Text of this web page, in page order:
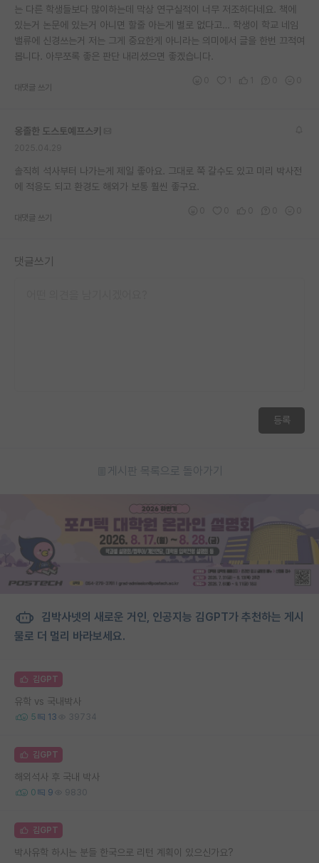
는 다른 학생들보다 많이하는데 막상 연구실적이 너무 저조하다네요. 책에
있는거 논문에 있는거 아니면 할줄 아는게 별로 없다고… 학생이 학교 네임
밸류에 신경쓰는거 저는 그게 중요한게 아니라는 의미에서 글을 한번 끄적여
봅니다. 아무쪼록 좋은 판단 내리셨으면 좋겠습니다.
대댓글 쓰기
옹졸한 도스토예프스키
솔직히 석사부터 나가는게 제일 좋아요. 그대로 쭉 갈수도 있고 미리 박사전
에 적응도 되고 환경도 해외가 보통 훨씬 좋구요.
대댓글 쓰기
댓글쓰기
등록
게시판 목록으로 돌아가기
김박사넷의 새로운 거인, 인공지능 김GPT가 추천하는 게시
물로 더 멀리 바라보세요.
김GPT
유학 vs 국내박사
5 13 39734
김GPT
해외석사 후 국내 박사
0 9 9830
김GPT
박사유학 하시는 분들 한국으로 리턴 계획이 있으신가요?